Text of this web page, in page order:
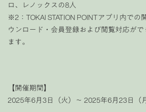
ロ、レノックスの8人
※2：TOKAI STATION POINTアプリ内で
ウンロード・会員登録および閲覧対応が
ます。
【開催期間】
2025年6月3日（火）～ 2025年6月23日（月